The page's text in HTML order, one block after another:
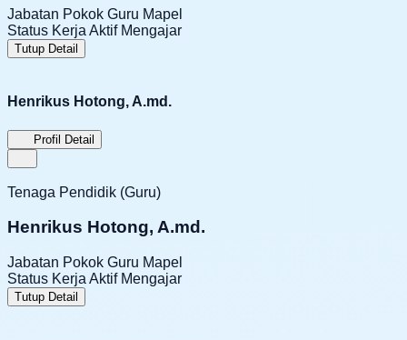
Jabatan Pokok Guru Mapel
Status Kerja Aktif Mengajar
Tutup Detail
Henrikus Hotong, A.md.
Profil Detail
Tenaga Pendidik (Guru)
Henrikus Hotong, A.md.
Jabatan Pokok Guru Mapel
Status Kerja Aktif Mengajar
Tutup Detail